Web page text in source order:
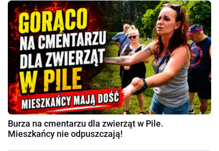
Burza na cmentarzu dla zwierząt w Pile.
Mieszkańcy nie odpuszczają!